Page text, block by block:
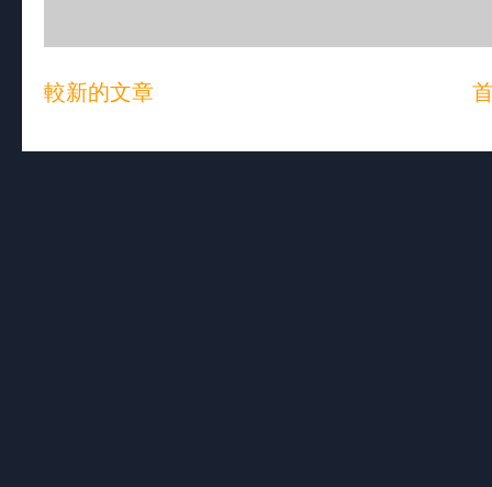
較新的文章